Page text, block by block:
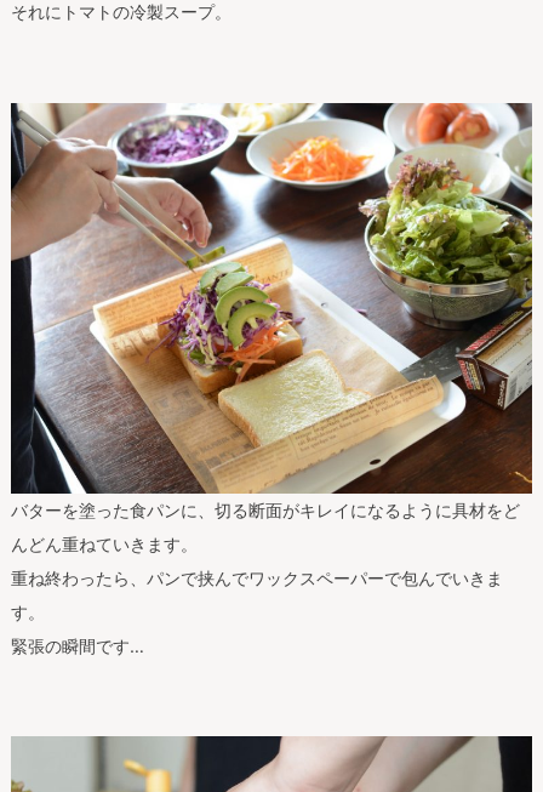
それにトマトの冷製スープ。
バターを塗った食パンに、切る断面がキレイになるように具材をど
んどん重ねていきます。
重ね終わったら、パンで挟んでワックスペーパーで包んでいきま
す。
緊張の瞬間です…